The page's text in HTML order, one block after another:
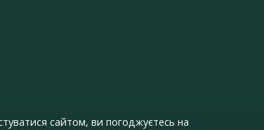
сайтом, ви погоджуєтесь на